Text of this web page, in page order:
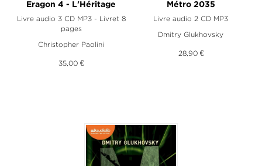
Eragon 4 - L'Héritage
Livre audio 3 CD MP3 - Livret 8
pages
Christopher Paolini
35,00 €
Métro 2035
Livre audio 2 CD MP3
Dmitry Glukhovsky
28,90 €